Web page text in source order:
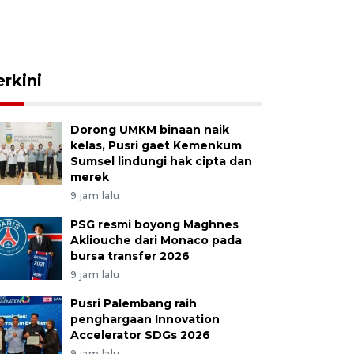
Dorong UMKM binaan naik
kelas, Pusri gaet Kemenkum
Sumsel lindungi hak cipta dan
merek
9 jam lalu
PSG resmi boyong Maghnes
Akliouche dari Monaco pada
bursa transfer 2026
9 jam lalu
Pusri Palembang raih
penghargaan Innovation
Accelerator SDGs 2026